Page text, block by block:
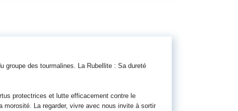
groupe des tourmalines. La Rubellite : Sa dureté
protectrices et lutte efficacement contre le
La regarder, vivre avec nous invite à sortir